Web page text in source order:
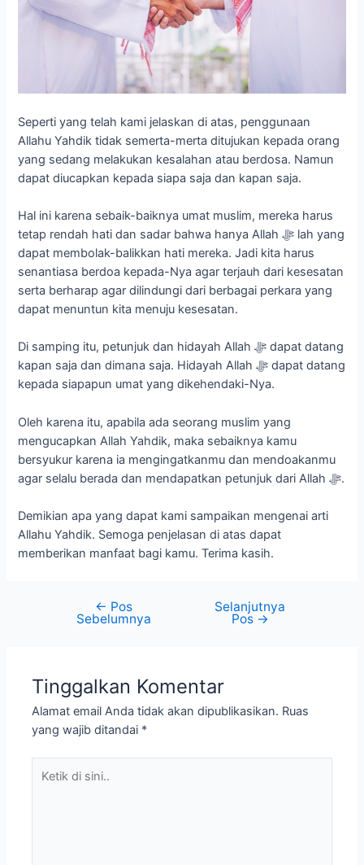
Seperti yang telah kami jelaskan di atas, penggunaan
Allahu Yahdik tidak semerta-merta ditujukan kepada orang
yang sedang melakukan kesalahan atau berdosa. Namun
dapat diucapkan kepada siapa saja dan kapan saja.
Hal ini karena sebaik-baiknya umat muslim, mereka harus
tetap rendah hati dan sadar bahwa hanya Allah ﷻ lah yang
dapat membolak-balikkan hati mereka. Jadi kita harus
senantiasa berdoa kepada-Nya agar terjauh dari kesesatan
serta berharap agar dilindungi dari berbagai perkara yang
dapat menuntun kita menuju kesesatan.
Di samping itu, petunjuk dan hidayah Allah ﷻ dapat datang
kapan saja dan dimana saja. Hidayah Allah ﷻ dapat datang
kepada siapapun umat yang dikehendaki-Nya.
Oleh karena itu, apabila ada seorang muslim yang
mengucapkan Allah Yahdik, maka sebaiknya kamu
bersyukur karena ia mengingatkanmu dan mendoakanmu
agar selalu berada dan mendapatkan petunjuk dari Allah ﷻ.
Demikian apa yang dapat kami sampaikan mengenai arti
Allahu Yahdik. Semoga penjelasan di atas dapat
memberikan manfaat bagi kamu. Terima kasih.
← Pos
Sebelumnya
Selanjutnya
Pos →
Tinggalkan Komentar
Alamat email Anda tidak akan dipublikasikan. Ruas
yang wajib ditandai *